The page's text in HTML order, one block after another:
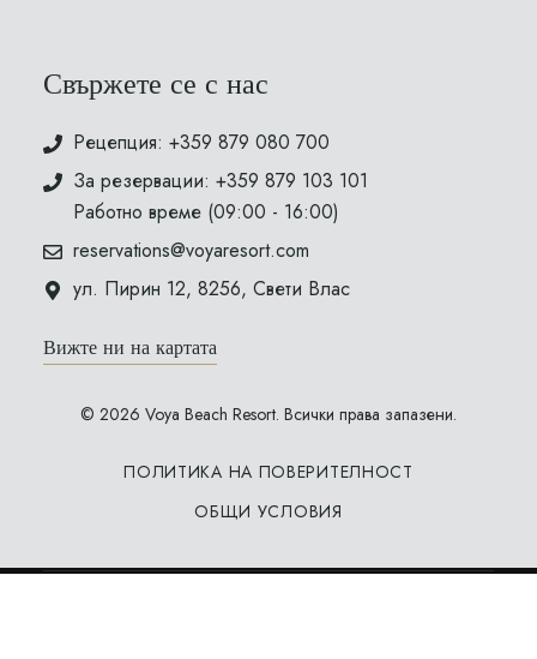
Свържете се с нас
Рецепция: +359 879 080 700
За резервации: +359 879 103 101
Работно време (09:00 - 16:00)
reservations@voyaresort.com
ул. Пирин 12, 8256, Свети Влас
Вижте ни на картата
© 2026 Voya Beach Resort. Всички права запазени.
ПОЛИТИКА НА ПОВЕРИТЕЛНОСТ
ОБЩИ УСЛОВИЯ